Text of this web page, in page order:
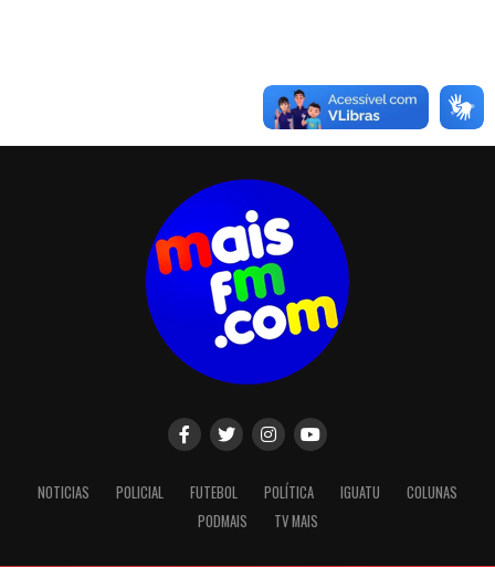
NOTICIAS POLICIAL FUTEBOL POLÍTICA IGUATU
COLUNAS
PODMAIS
TV MAIS